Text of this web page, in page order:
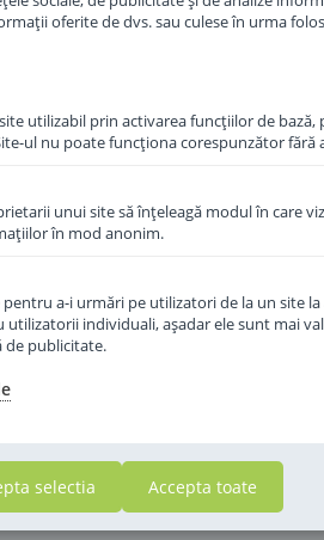
69,00 Lei
oferite de dvs. sau culese în urma
utilizabil prin activarea funcţiilor de bază,
ul nu poate funcţiona corespunzător fără
unui site să înţeleagă modul în care
în mod anonim.
a-i urmări pe utilizatori de la un site
individuali, aşadar ele sunt mai
de publicitate.
selectia Accepta toate